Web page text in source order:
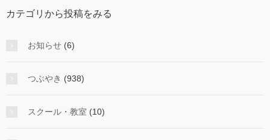
稿
み
カテゴリから投稿をみる
お知らせ (6)
つぶやき (938)
スクール・教室 (10)